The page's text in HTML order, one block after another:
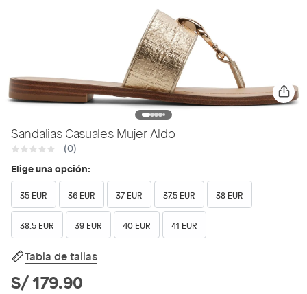
Sandalias Casuales Mujer Aldo
(0)
Elige una opción:
35 EUR 36 EUR 37 EUR 37.5 EUR 38 EUR
38.5 EUR 39 EUR 40 EUR 41 EUR
Tabla de tallas
S/ 179.90